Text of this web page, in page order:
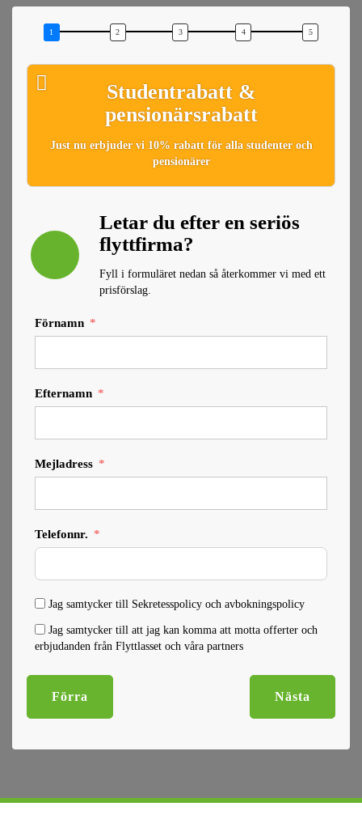
Studentrabatt &
pensionärsrabatt
Just nu erbjuder vi 10% rabatt för alla studenter och
pensionärer
Letar du efter en seriös
flyttfirma?
Fyll i formuläret nedan så återkommer vi med ett
prisförslag.
Förnamn
Efternamn
Mejladress
Telefonnr.
Jag samtycker till Sekretesspolicy och avbokningspolicy
Jag samtycker till att jag kan komma att motta offerter och
erbjudanden från Flyttlasset och våra partners
Förra Nästa